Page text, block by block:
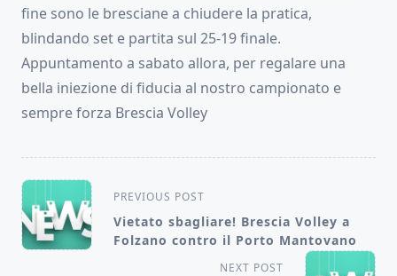
fine sono le bresciane a chiudere la pratica,
blindando set e partita sul 25-19 finale.
Appuntamento a sabato allora, per regalare una
bella iniezione di fiducia al nostro campionato e
sempre forza Brescia Volley
<span
class="nav-
subtitle
PREVIOUS POST
Vietato sbagliare! Brescia Volley a
Folzano contro il Porto Mantovano
NEXT POST